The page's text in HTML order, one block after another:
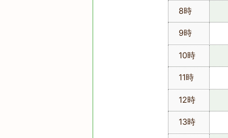
8時
9時
10時
11時
12時
13時